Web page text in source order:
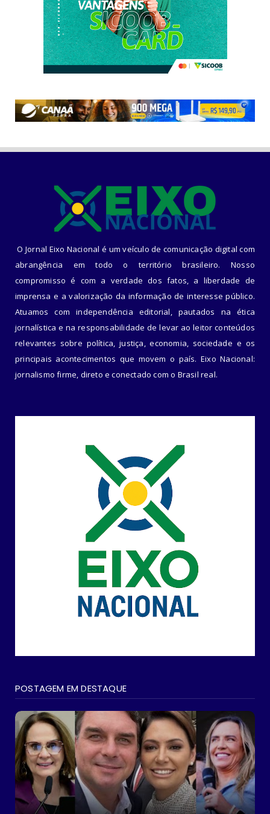
O Jornal Eixo Nacional é um veículo de comunicação digital com
abrangência em todo o território brasileiro. Nosso
compromisso é com a verdade dos fatos, a liberdade de
imprensa e a valorização da informação de interesse público.
Atuamos com independência editorial, pautados na ética
jornalística e na responsabilidade de levar ao leitor conteúdos
relevantes sobre política, justiça, economia, sociedade e os
principais acontecimentos que movem o país. Eixo Nacional:
jornalismo firme, direto e conectado com o Brasil real.
POSTAGEM EM DESTAQUE